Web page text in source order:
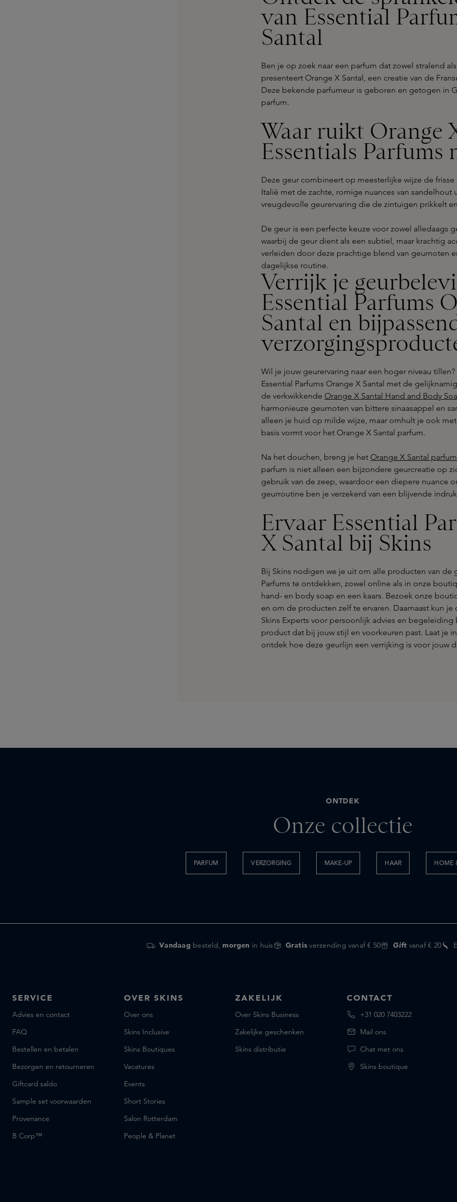
van Essential
Santal
Ben je op zoek naar een parfum dat zowel stralend als
presenteert Orange X Santal, een creatie van de
Deze bekende parfumeur is geboren en getogen in
parfum.
Waar ruikt Orange
Essentials Parfums
Deze geur combineert op meesterlijke wijze de frisse
Italië met de zachte, romige nuances van sandelhout
vreugdevolle geurervaring die de zintuigen prikkelt
De geur is een perfecte keuze voor zowel alledaags
waarbij de geur dient als een subtiel, maar krachtig
verleiden door deze prachtige blend van geurnoten
dagelijkse routine.
Verrijk je
Essential Parfums
Santal en
Wil je jouw geurervaring naar een hoger niveau
Essential Parfums Orange X Santal met de
de verkwikkende Orange X Santal Hand and Body
harmonieuze geurnoten van bittere sinaasappel en
alleen je huid op milde wijze, maar omhult je ook
basis vormt voor het Orange X Santal parfum.
Na het douchen, breng je het Orange X Santal parfum
parfum is niet alleen een bijzondere geurcreatie op
gebruik van de zeep, waardoor een diepere nuance
geurroutine ben je verzekerd van een blijvende
Ervaar Essential
X Santal bij Skins
Bij Skins nodigen we je uit om alle producten van de
Parfums te ontdekken, zowel online als in onze
hand- en body soap en een kaars. Bezoek onze
en om de producten zelf te ervaren. Daarnaast kun
Skins Experts voor persoonlijk advies en begeleiding
product dat bij jouw stijl en voorkeuren past. Laat je
ontdek hoe deze geurlijn een verrijking is voor jouw
ONTDEK
Onze collectie
PARFUM VERZORGING MAKE-UP HAAR HOME
Vandaag besteld,morgen in huis Gratis verzending vanaf € 50 Giftvanaf € 20
SERVICE
Advies en contact
FAQ
Bestellen en betalen
Bezorgen en retourneren
Giftcard saldo
Sample set voorwaarden
Provenance
B Corp™
OVER SKINS
Over ons
Skins Inclusive
Skins Boutiques
Vacatures
Events
Short Stories
Salon Rotterdam
People & Planet
ZAKELIJK
Over Skins Business
Zakelijke geschenken
Skins distributie
CONTACT
+31 020 7403222
Mail ons
Chat met ons
Skins boutique